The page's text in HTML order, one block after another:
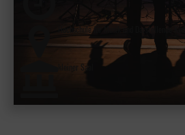
Hochschule für Musik und Darstellende
kleiner Saal